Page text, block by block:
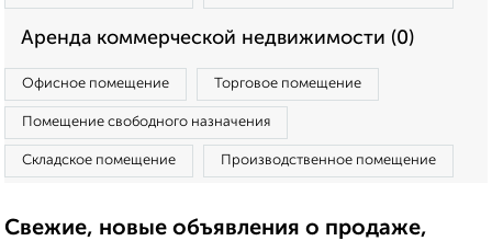
Аренда коммерческой недвижимости (0)
Офисное помещение Торговое помещение
Помещение свободного назначения
Складское помещение Производственное помещение
Свежие, новые объявления о продаже,